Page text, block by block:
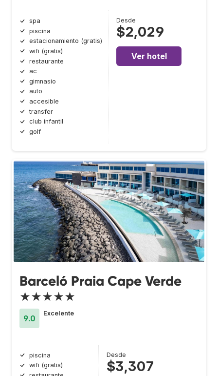
spa
piscina
estacionamiento (gratis)
wifi (gratis)
restaurante
ac
gimnasio
auto
accesible
transfer
club infantil
golf
Desde
$2,029
Ver hotel
Barceló Praia Cape Verde
★★★★★
9.0
Excelente
piscina
wifi (gratis)
Desde
$3,307